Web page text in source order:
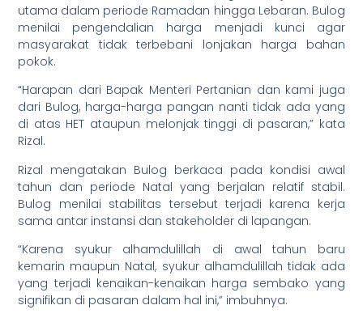
utama dalam periode Ramadan hingga Lebaran. Bulog
menilai pengendalian harga menjadi kunci agar
masyarakat tidak terbebani lonjakan harga bahan
pokok.
“Harapan dari Bapak Menteri Pertanian dan kami juga
dari Bulog, harga-harga pangan nanti tidak ada yang
di atas HET ataupun melonjak tinggi di pasaran,” kata
Rizal.
Rizal mengatakan Bulog berkaca pada kondisi awal
tahun dan periode Natal yang berjalan relatif stabil.
Bulog menilai stabilitas tersebut terjadi karena kerja
sama antar instansi dan stakeholder di lapangan.
“Karena syukur alhamdulillah di awal tahun baru
kemarin maupun Natal, syukur alhamdulillah tidak ada
yang terjadi kenaikan-kenaikan harga sembako yang
signifikan di pasaran dalam hal ini,” imbuhnya.